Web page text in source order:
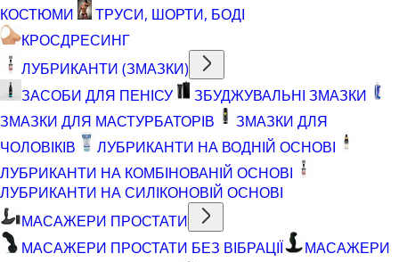
КОСТЮМИ
ТРУСИ, ШОРТИ, БОДІ
КРОСДРЕСИНГ
ЛУБРИКАНТИ (ЗМАЗКИ)
ЗАСОБИ ДЛЯ ПЕНІСУ
ЗБУДЖУВАЛЬНІ ЗМАЗКИ
ЗМАЗКИ ДЛЯ МАСТУРБАТОРІВ
ЗМАЗКИ ДЛЯ
ЧОЛОВІКІВ
ЛУБРИКАНТИ НА ВОДНІЙ ОСНОВІ
ЛУБРИКАНТИ НА КОМБІНОВАНІЙ ОСНОВІ
ЛУБРИКАНТИ НА СИЛІКОНОВІЙ ОСНОВІ
МАСАЖЕРИ ПРОСТАТИ
МАСАЖЕРИ ПРОСТАТИ БЕЗ ВІБРАЦІЇ
МАСАЖЕРИ